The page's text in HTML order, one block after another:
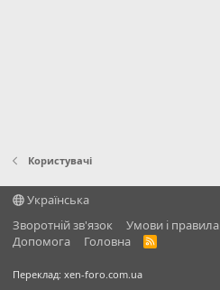
Користувачі
Українська
Зворотній зв'язок
Умови і правила
Дoпoмoга
Головна
R
Переклад: xen-foro.com.ua